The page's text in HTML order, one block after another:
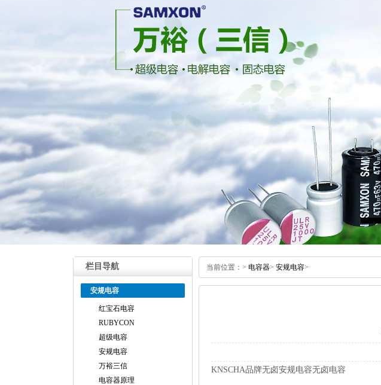
栏目导航
安规电容
红宝石电容
RUBYCON
超级电容
安规电容
万裕三信
电容器原理
当前位置： > 电容器> 安规电容>
KNSCHA品牌无卤安规电容无卤电容